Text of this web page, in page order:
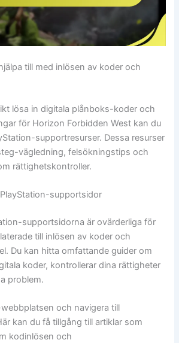
till med inlösen av koder och
lösa in digitala plånboks-koder och
för Horizon Forbidden West kan du
supportresurser. Dessa resurser
vägledning, felsökningstips och
rättighetskontroller.
supportsidor
supportsidorna är ovärderliga för
till inlösen av koder och
Du kan hitta omfattande guider om
koder, kontrollerar dina rättigheter
problem.
och navigera till
kan du få tillgång till artiklar som
kodinlösen och